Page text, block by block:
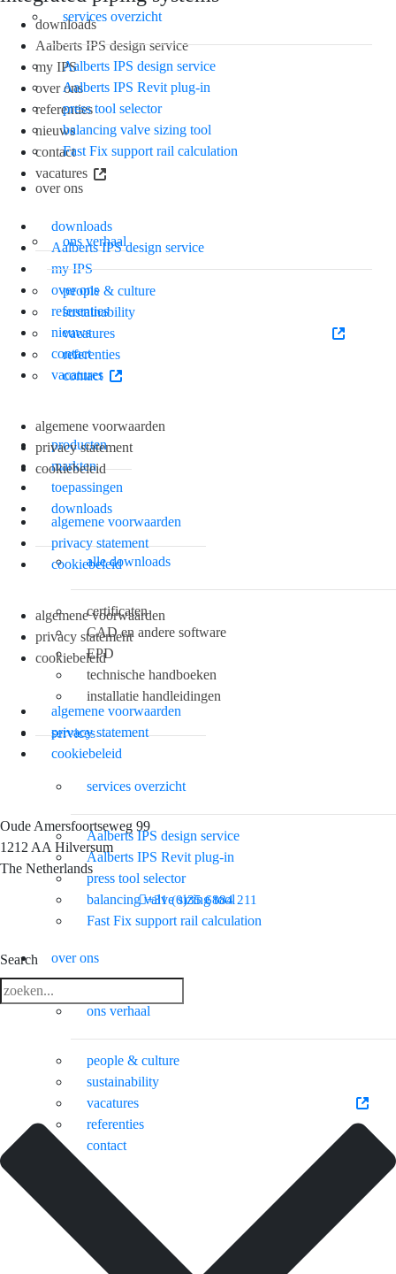
services overzicht
Aalberts IPS design service
Aalberts IPS Revit plug-in
press tool selector
balancing valve sizing tool
Fast Fix support rail calculation
over ons
ons verhaal
people & culture
sustainability
vacatures
referenties
contact
producten
markten
toepassingen
downloads
alle downloads
certificaten
CAD en andere software
EPD
technische handboeken
installatie handleidingen
services
services overzicht
Aalberts IPS design service
Aalberts IPS Revit plug-in
press tool selector
balancing valve sizing tool
Fast Fix support rail calculation
over ons
ons verhaal
people & culture
sustainability
vacatures
referenties
contact
downloads
Aalberts IPS design service
my IPS
over ons
referenties
nieuws
contact
vacatures
downloads
Aalberts IPS design service
my IPS
over ons
referenties
nieuws
contact
vacatures
algemene voorwaarden
privacy statement
cookiebeleid
algemene voorwaarden
privacy statement
cookiebeleid
algemene voorwaarden
privacy statement
cookiebeleid
algemene voorwaarden
privacy statement
cookiebeleid
Oude Amersfoortseweg 99
1212 AA Hilversum
The Netherlands
+31 (0)35 6884 211
3 downloads geselecteerd
download
Search